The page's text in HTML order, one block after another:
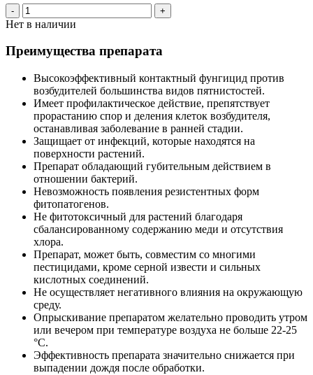
- +
Нет в наличии
Преимущества препарата
Высокоэффективный контактный фунгицид против
возбудителей большинства видов пятнистостей.
Имеет профилактическое действие, препятствует
прорастанию спор и деления клеток возбудителя,
останавливая заболевание в ранней стадии.
Защищает от инфекций, которые находятся на
поверхности растений.
Препарат обладающий губительным действием в
отношении бактерий.
Невозможность появления резистентных форм
фитопатогенов.
Не фитотоксичный для растений благодаря
сбалансированному содержанию меди и отсутствия
хлора.
Препарат, может быть, совместим со многими
пестицидами, кроме серной извести и сильных
кислотных соединений.
Не осуществляет негативного влияния на окружающую
среду.
Опрыскивание препаратом желательно проводить утром
или вечером при температуре воздуха не больше 22-25
°С.
Эффективность препарата значительно снижается при
выпадении дождя после обработки.